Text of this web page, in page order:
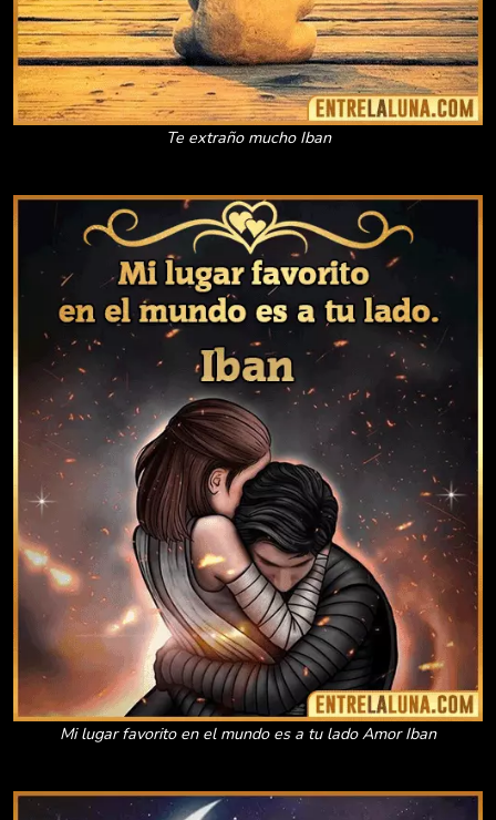
Te extraño mucho Iban
Mi lugar favorito en el mundo es a tu lado Amor Iban